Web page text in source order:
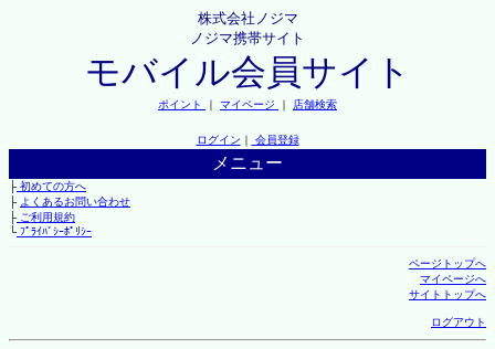
株式会社ノジマ
ノジマ携帯サイト
モバイル会員サイト
ポイント ｜ マイページ ｜ 店舗検索
ログイン ｜ 会員登録
メニュー
├初めての方へ
├ よくあるお問い合わせ
├ご利用規約
└ﾌﾟﾗｲﾊﾞｼｰﾎﾟﾘｼｰ
ページトップへ
マイページへ
サイトトップへ
ログアウト